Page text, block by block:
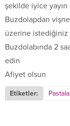
şekilde iyice yayın
Buzdolapdan vişne
üzerine
Buzdolabında 2
edin
Afiyet olsun
Etiketler: